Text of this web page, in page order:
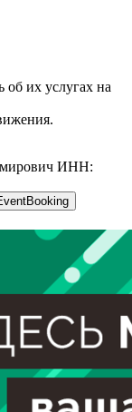
их услугах на
ИНН: